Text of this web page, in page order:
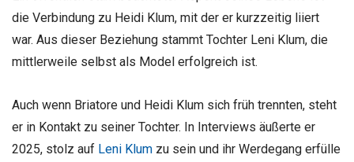
die Verbindung zu Heidi Klum, mit der er kurzzeitig liiert
war. Aus dieser Beziehung stammt Tochter Leni Klum, die
mittlerweile selbst als Model erfolgreich ist.
Auch wenn Briatore und Heidi Klum sich früh trennten, steht
er in Kontakt zu seiner Tochter. In Interviews äußerte er
2025, stolz auf Leni Klum zu sein und ihr Werdegang erfülle